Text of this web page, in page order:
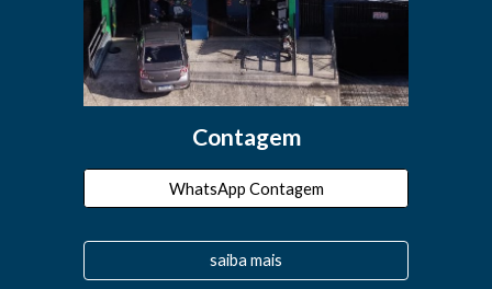
Contagem
WhatsApp Contagem
saiba mais